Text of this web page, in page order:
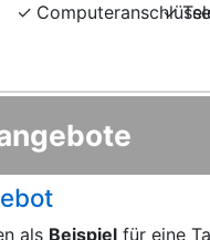
als Beispiel für eine